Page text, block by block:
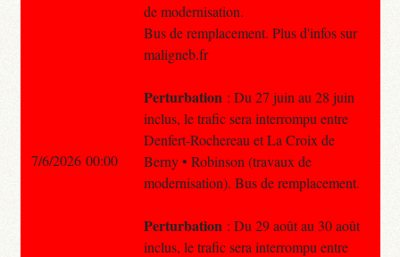
de modernisation.
Bus de remplacement. Plus d'infos sur
maligneb.fr
Perturbation : Du 27 juin au 28 juin
inclus, le trafic sera interrompu entre
Denfert-Rochereau et La Croix de
Berny • Robinson (travaux de
modernisation). Bus de remplacement.
Perturbation : Du 29 août au 30 août
inclus, le trafic sera interrompu entre
7/6/2026 00:00